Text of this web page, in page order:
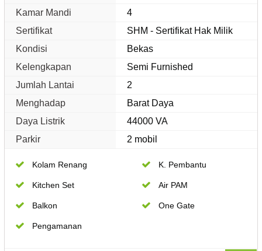
Kamar Mandi
4
Sertifikat
SHM - Sertifikat Hak Milik
Kondisi
Bekas
Kelengkapan
Semi Furnished
Jumlah Lantai
2
Menghadap
Barat Daya
Daya Listrik
44000 VA
Parkir
2 mobil
Kolam Renang K. Pembantu
Kitchen Set Air PAM
Balkon One Gate
Pengamanan